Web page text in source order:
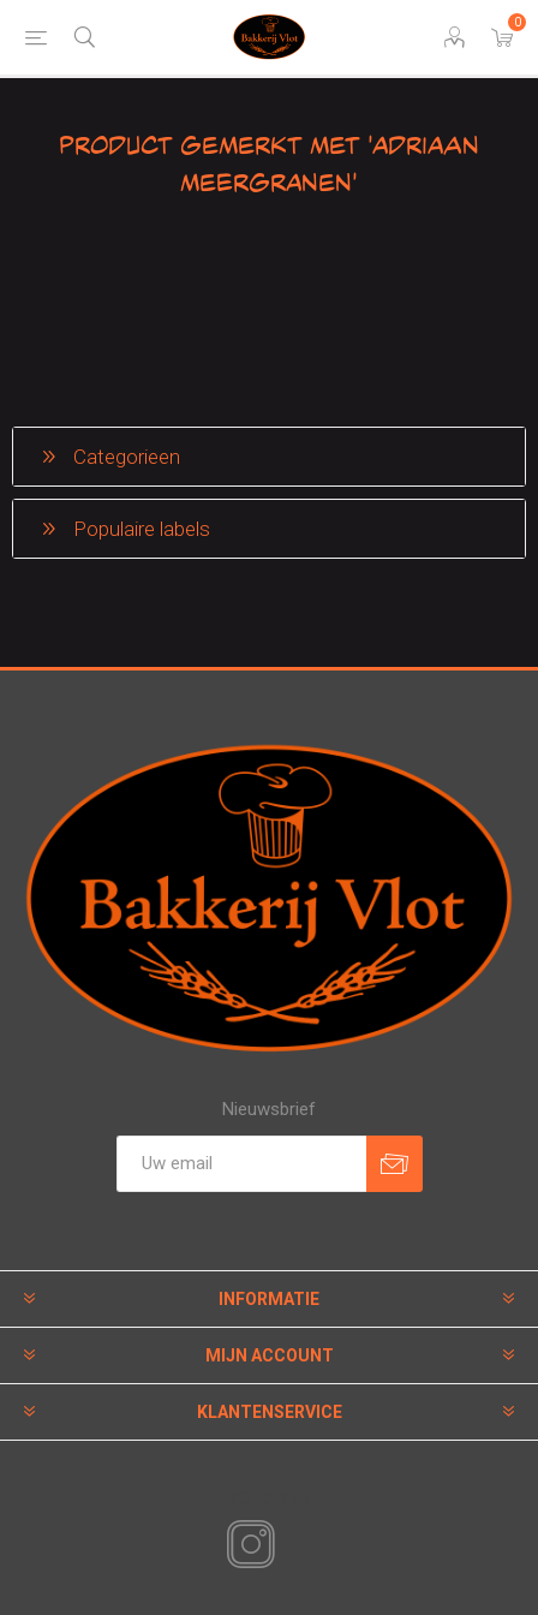
0
Product gemerkt met 'adriaan
meergranen'
Categorieen
Populaire labels
Nieuwsbrief
INFORMATIE
MIJN ACCOUNT
KLANTENSERVICE